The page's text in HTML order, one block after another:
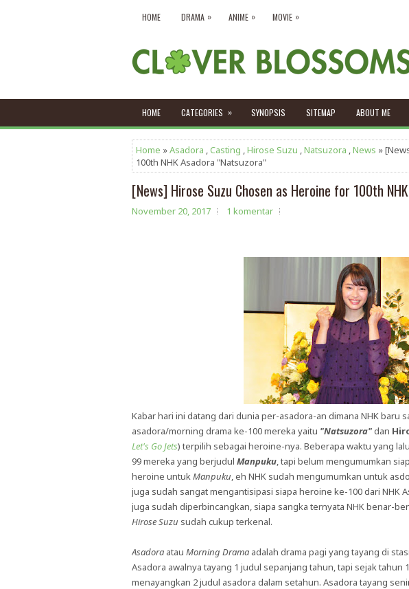
HOME DRAMA » ANIME » MOVIE »
HOME CATEGORIES » SYNOPSIS SITEMAP ABOUT ME
Home »Asadora ,Casting ,Hirose Suzu ,Natsuzora ,News »
100th NHK Asadora "Natsuzora"
[News] Hirose Suzu Chosen as Heroine for 100th
November 20, 2017 1 komentar
Kabar hari ini datang dari dunia per-asadora-an dimana NHK baru
asadora/morning drama ke-100 mereka yaitu "Natsuzora"dan
Let's Go Jets) terpilih sebagai heroine-nya. Beberapa waktu yang
99 mereka yang berjudul Manpuku, tapi belum mengumumkan
heroine untukManpuku, eh NHK sudah mengumumkan untuk
juga sudah sangat mengantisipasi siapa heroine ke-100 dari NHK
juga sudah diperbincangkan, siapa sangka ternyata NHK benar-
Hirose Suzu sudah cukup terkenal.
Asadora atau Morning Drama adalah drama pagi yang tayang di
Asadora awalnya tayang 1 judul sepanjang tahun, tapi sejak tahun
menayangkan 2 judul asadora dalam setahun. Asadora tayang